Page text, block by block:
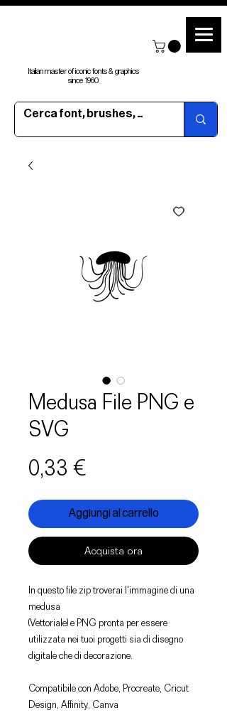
Italian master of iconic fonts & graphics
since 1960
Medusa File PNG e
SVG
0,33 €
Aggiungi al carrello
Acquista ora
In questo file zip troverai l'immagine di una
medusa
(Vettoriale) e PNG pronta per essere
utilizzata nei tuoi progetti sia di disegno
digitale che di decorazione.
Compatibile con Adobe, Procreate, Cricut
Design, Affinity, Canva